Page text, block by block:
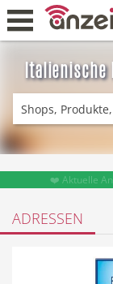
Italienische
Zurück
Fitness & Sport
DE-News
❤️ Aktuelle
ADRESSEN